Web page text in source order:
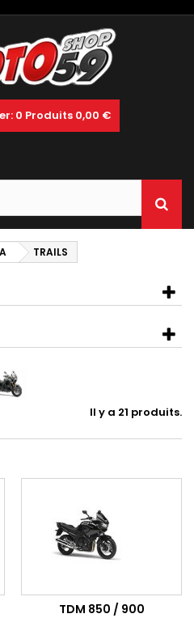
0 Produits 0,00 €
TRAILS
Il y a 21 produits.
TDM 850 / 900